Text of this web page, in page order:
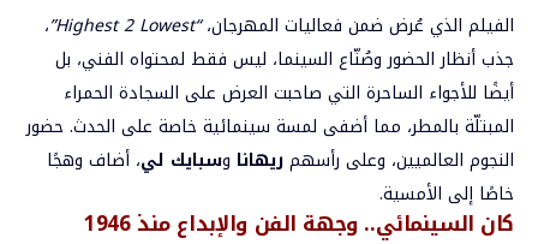
الفيلم الذي عُرض ضمن فعاليات المهرجان،“Highest 2 Lowest”
،
جذب أنظار الحضور وصُنّاع السينما، ليس فقط لمحتواه الفني، بل
أيضًا للأجواء الساحرة التي صاحبت العرض على السجادة الحمراء
المبتلّة بالمطر، مما أضفى لمسة سينمائية خاصة على الحدث. حضور
النجوم العالميين، وعلى رأسهمريهانا وسبايك لي، أضاف وهجًا
خاصًا إلى الأمسية.
كان السينمائي.. وجهة الفن والإبداع منذ 1946